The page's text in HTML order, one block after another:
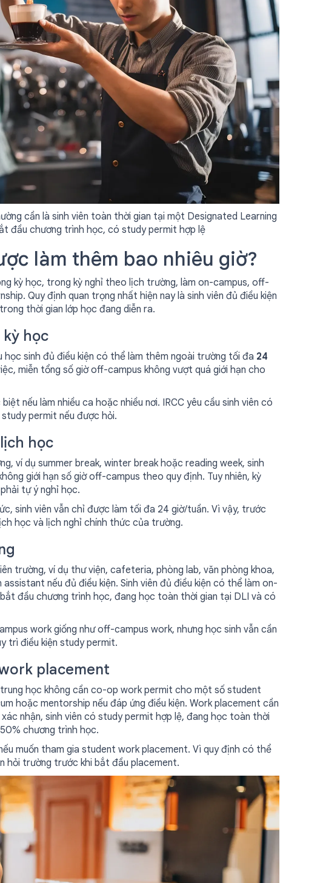
cần là sinh viên toàn thời gian tại một Designated Learning
đầu chương trình học, có study permit hợp lệ
làm thêm bao nhiêu giờ?
kỳ học, trong kỳ nghỉ theo lịch trường, làm on-campus, off-
Quy định quan trọng nhất hiện nay là sinh viên đủ điều kiện
thời gian lớp học đang diễn ra.
học
sinh đủ điều kiện có thể làm thêm ngoài trường tối đa 24
miễn tổng số giờ off-campus không vượt quá giới hạn cho
nếu làm nhiều ca hoặc nhiều nơi. IRCC yêu cầu sinh viên có
permit nếu được hỏi.
học
ví dụ summer break, winter break hoặc reading week, sinh
giới hạn số giờ off-campus theo quy định. Tuy nhiên, kỳ
tự ý nghỉ học.
sinh viên vẫn chỉ được làm tối đa 24 giờ/tuần. Vì vậy, trước
học và lịch nghỉ chính thức của trường.
trường, ví dụ thư viện, cafeteria, phòng lab, văn phòng khoa,
nếu đủ điều kiện. Sinh viên đủ điều kiện có thể làm on-
đầu chương trình học, đang học toàn thời gian tại DLI và có
work giống như off-campus work, nhưng học sinh vẫn cần
trì điều kiện study permit.
placement
học không cần co-op work permit cho một số student
hoặc mentorship nếu đáp ứng điều kiện. Work placement cần
nhận, sinh viên có study permit hợp lệ, đang học toàn thời
chương trình học.
muốn tham gia student work placement. Vì quy định có thể
hỏi trường trước khi bắt đầu placement.